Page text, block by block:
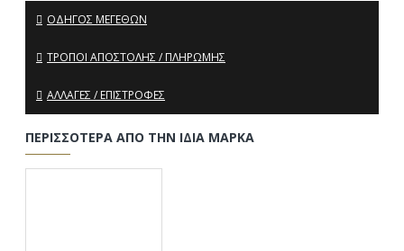
ΟΔΗΓΌΣ ΜΕΓΕΘΏΝ
ΤΡΌΠΟΙ ΑΠΟΣΤΟΛΉΣ / ΠΛΗΡΩΜΉΣ
ΑΛΛΑΓΈΣ / ΕΠΙΣΤΡΟΦΈΣ
ΠΕΡΙΣΣΌΤΕΡΑ ΑΠΌ ΤΗΝ ΊΔΙΑ ΜΆΡΚΑ